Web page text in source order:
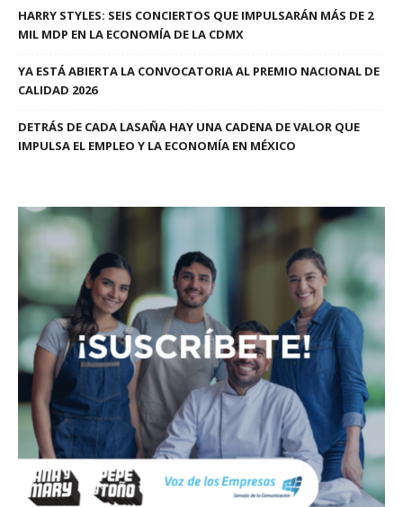
HARRY STYLES: SEIS CONCIERTOS QUE IMPULSARÁN MÁS DE 2
MIL MDP EN LA ECONOMÍA DE LA CDMX
YA ESTÁ ABIERTA LA CONVOCATORIA AL PREMIO NACIONAL DE
CALIDAD 2026
DETRÁS DE CADA LASAÑA HAY UNA CADENA DE VALOR QUE
IMPULSA EL EMPLEO Y LA ECONOMÍA EN MÉXICO